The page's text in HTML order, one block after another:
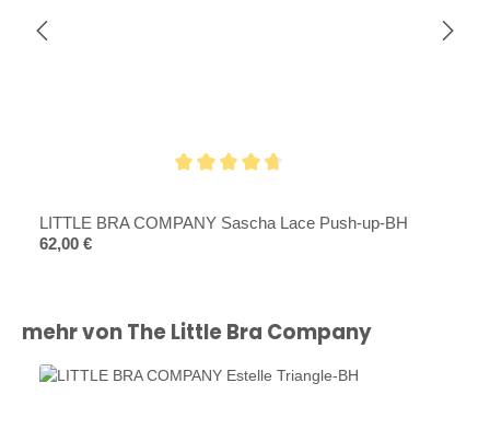
LITTLE BRA COMPANY Sascha Lace Push-up-BH
Regulärer Preis:
62,00 €
Produktgalerie überspringen
mehr von The Little Bra Company